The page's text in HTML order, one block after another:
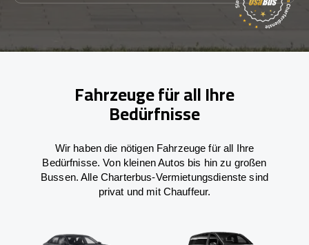
Fahrzeuge für all Ihre
Bedürfnisse
Wir haben die nötigen Fahrzeuge für all Ihre
Bedürfnisse. Von kleinen Autos bis hin zu großen
Bussen. Alle Charterbus-Vermietungsdienste sind
privat und mit Chauffeur.